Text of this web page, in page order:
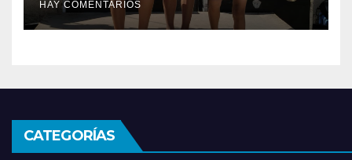
HAY COMENTARIOS
CATEGORÍAS